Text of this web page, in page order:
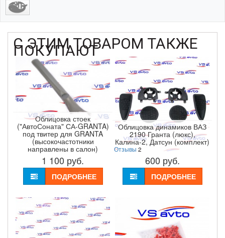
С ЭТИМ ТОВАРОМ ТАКЖЕ
ПОКУПАЮТ
Облицовка стоек
("АвтоСоната" СА-GRANTA)
под твитер для GRANTA
(высокочастотники
направлены в салон)
1 100 руб.
ПОДРОБНЕЕ
Облицовка динамиков ВАЗ
2190 Гранта (люкс),
Калина-2, Датсун (комплект)
Отзывы 2
600 руб.
ПОДРОБНЕЕ